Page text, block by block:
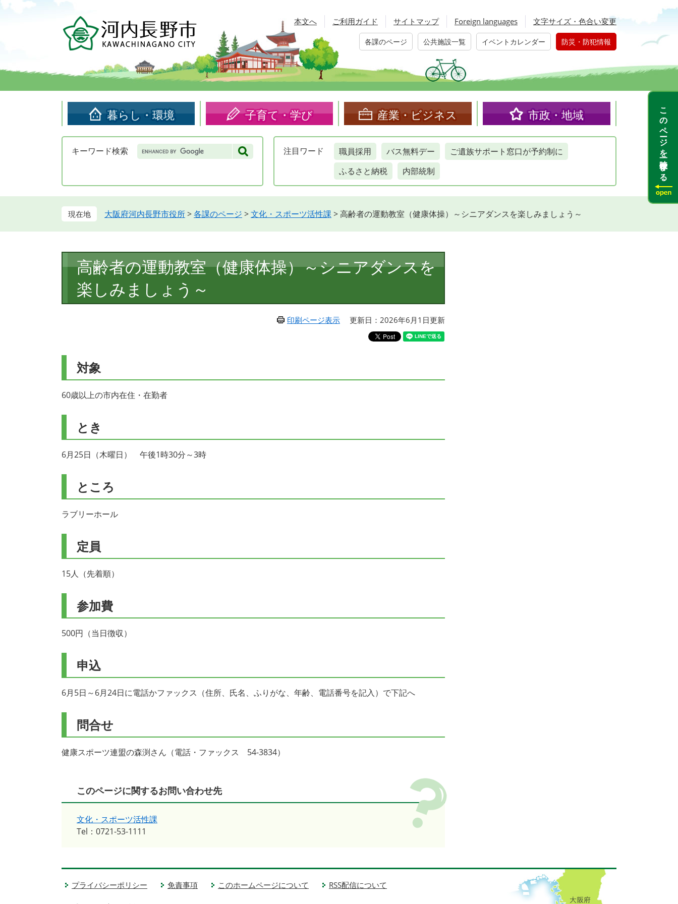
頭
す。
飛
し
本文へ ご利用ガイド サイトマップ Foreign languages 文字サイズ・色合い変更
各課のページ 公共施設一覧 イベントカレンダー 防災・防犯情報
暮らし・環境 子育て・学び 産業・ビジネス 市政・地域
キーワード検索 Google
カ
検
注目 ワード 職員採用 バス無料デー
ご遺族サポート窓口が予約制に
ふるさと納税
内部統制
大阪府河内長野市役所>各課のページ >文化・スポーツ活性課 >高齢者の運動教室（健康体操）～シニアダンスを楽しみましょう～
文
高齢者の運動教室（健康体操）～シニアダンスを
楽しみましょう～
印刷ページ表示 更新日：2026年6月1日更新
対象
60歳以上の市内在住・在勤者
とき
6月25日（木曜日） 午後1時30分～3時
ところ
ラブリーホール
定員
15人（先着順）
参加費
500円（当日徴収）
申込
6月5日～6月24日に電話かファックス（住所、氏名、ふりがな、年齢、電話番号を記入）で下記へ
問合せ
健康スポーツ連盟の森渕さん（電話・ファックス 54-3834）
このページに関するお問い合わせ先
文化・スポーツ活性課
Tel：0721-53-1111
プライバシーポリシー 免責事項 このホームページについて RSS配信について
このページを一時保存する